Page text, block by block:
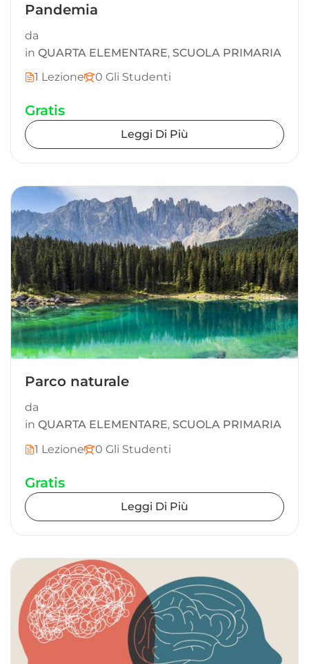
Pandemia
da
in QUARTA ELEMENTARE, SCUOLA PRIMARIA
1 Lezione
0 Gli Studenti
Gratis
Leggi Di Più
Parco naturale
da
in QUARTA ELEMENTARE, SCUOLA PRIMARIA
1 Lezione
0 Gli Studenti
Gratis
Leggi Di Più